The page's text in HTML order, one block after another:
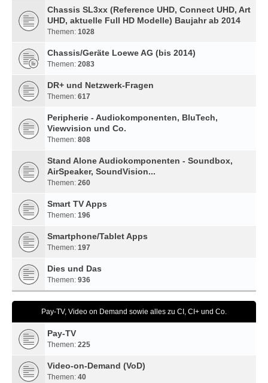
Chassis SL3xx (Reference UHD, Connect UHD, Art
UHD, aktuelle Full HD Modelle) Baujahr ab 2014
Themen: 1028
Chassis/Geräte Loewe AG (bis 2014)
Themen: 2083
DR+ und Netzwerk-Fragen
Themen: 617
Peripherie - Audiokomponenten, BluTech,
Viewvision und Co.
Themen: 808
Stand Alone Audiokomponenten - Soundbox,
AirSpeaker, SoundVision...
Themen: 260
Smart TV Apps
Themen: 196
Smartphone/Tablet Apps
Themen: 197
Dies und Das
Themen: 936
Pay-TV, Video on Demand sowie alles zu CI, CI+ und Co.
Pay-TV
Themen: 225
Video-on-Demand (VoD)
Themen: 40